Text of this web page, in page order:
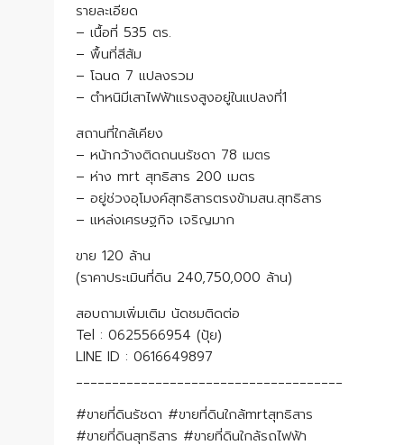
รายละเอียด
– เนื้อที่ 535 ตร.
– พื้นที่สีส้ม
– โฉนด 7 แปลงรวม
– ตำหนิมีเสาไฟฟ้าแรงสูงอยู่ในแปลงที่1
สถานที่ใกล้เคียง
– หน้ากว้างติดถนนรัชดา 78 เมตร
– ห่าง mrt สุทธิสาร 200 เมตร
– อยู่ช่วงอุโมงค์สุทธิสารตรงข้ามสน.สุทธิสาร
– แหล่งเศรษฐกิจ เจริญมาก
ขาย 120 ล้าน
(ราคาประเมินที่ดิน 240,750,000 ล้าน)
สอบถามเพิ่มเติม นัดชมติดต่อ
Tel : 0625566954 (ปุ้ย)
LINE ID : 0616649897
_____________________________________
#ขายที่ดินรัชดา #ขายที่ดินใกล้mrtสุทธิสาร
#ขายที่ดินสุทธิสาร #ขายที่ดินใกล้รถไฟฟ้า